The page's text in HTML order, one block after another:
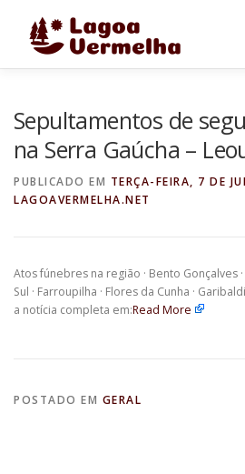
Sepultamentos de
na Serra Gaúcha –
PUBLICADO EM TERÇA-FEIRA, 7 DE
LAGOAVERMELHA.NET
Atos fúnebres na região · Bento Gonçalves
Sul · Farroupilha · Flores da Cunha · Garibaldi
a notícia completa em:Read More
POSTADO EM GERAL